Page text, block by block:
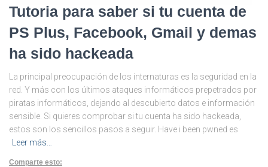
Tutoria para saber si tu cuenta de
PS Plus, Facebook, Gmail y demas
ha sido hackeada
La principal preocupación de los internaturas es la seguridad en la
red. Y más con los últimos ataques informáticos prepetrados por
piratas informáticos, dejando al descubierto datos e información
sensible. Si quieres comprobar si tu cuenta ha sido hackeada,
estos son los sencillos pasos a seguir. Have i been pwned es
Leer más…
Comparte esto: